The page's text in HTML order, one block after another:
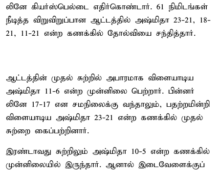
லினே கியர்ஸ்பெல்டை எதிர்கொண்டார். 61 நிமிடங்கள்
நீடித்த விறுவிறுப்பான ஆட்டத்தில் அஷ்மிதா 23-21, 18-
21, 11-21 என்ற கணக்கில் தோல்வியை சந்தித்தார்.
ஆட்டத்தின் முதல் சுற்றில் அபாரமாக விளையாடிய
அஷ்மிதா 11-6 என்ற முன்னிலை பெற்றார். பின்னர்
லினே 17-17 என சமநிலைக்கு வந்தாலும், பதற்றமின்றி
விளையாடிய அஷ்மிதா 23-21 என்ற கணக்கில் முதல்
சுற்றை கைப்பற்றினார்.
இரண்டாவது சுற்றிலும் அஷ்மிதா 10-5 என்ற கணக்கில்
முன்னிலையில் இருந்தார். ஆனால் இடைவேளைக்குப்